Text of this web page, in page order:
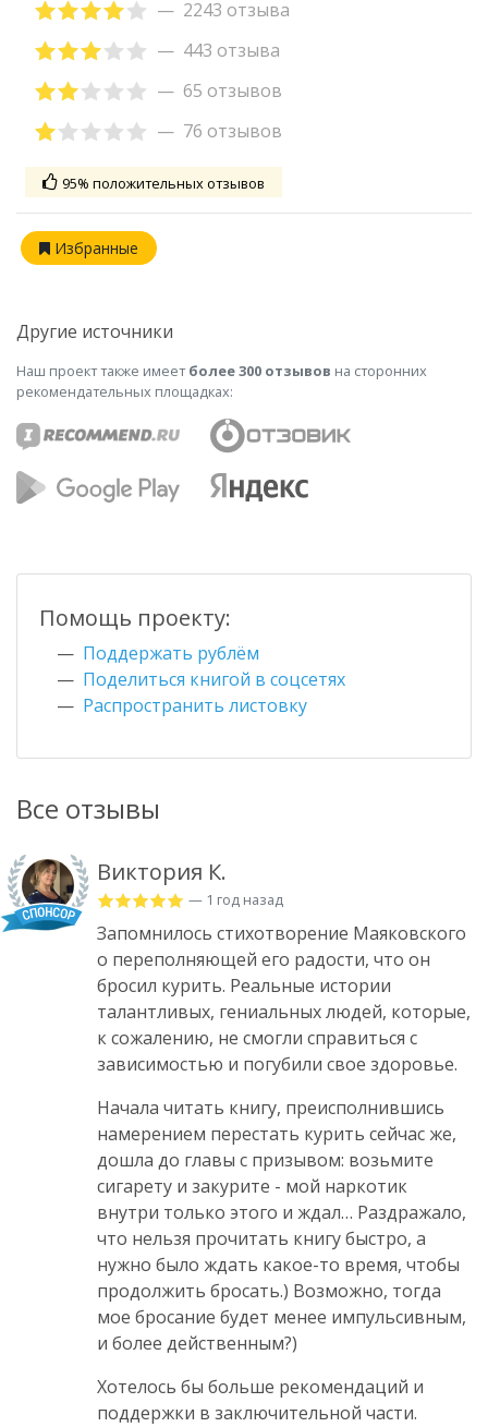
Все отзывы
Виктория К.
— 1 год назад
Запомнилось стихотворение Маяковского
о переполняющей его радости, что он
бросил курить. Реальные истории
талантливых, гениальных людей, которые,
к сожалению, не смогли справиться с
зависимостью и погубили свое здоровье.
Начала читать книгу, преисполнившись
намерением перестать курить сейчас же,
дошла до главы с призывом: возьмите
сигарету и закурите - мой наркотик
внутри только этого и ждал… Раздражало,
что нельзя прочитать книгу быстро, а
нужно было ждать какое-то время, чтобы
продолжить бросать.) Возможно, тогда
мое бросание будет менее импульсивным,
и более действенным?)
Хотелось бы больше рекомендаций и
поддержки в заключительной части.
2243 отзыва
443 отзыва
65 отзывов
76 отзывов
95% положительных отзывов
Избранные
Другие источники
Наш проект также имеетболее 300 отзывов на сторонних
рекомендательных площадках:
Помощь проекту:
Поддержать рублём
Поделиться книгой в соцсетях
Распространить листовку